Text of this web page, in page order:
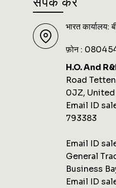
भारत
फ़ोन :
H.O. And
Road
0JZ,
Email ID
793383
Email ID
General
Business
Email ID